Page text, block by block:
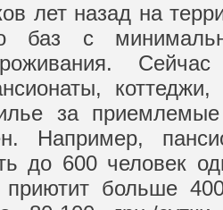
лет назад на
баз с
за
Например,
до 600 человек
приютит больше